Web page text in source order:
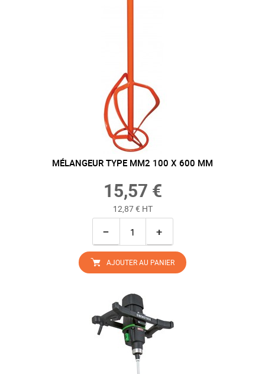
MÉLANGEUR TYPE MM2 100 X 600 MM
15,57 €
12,87 € HT
− +
AJOUTER AU PANIER